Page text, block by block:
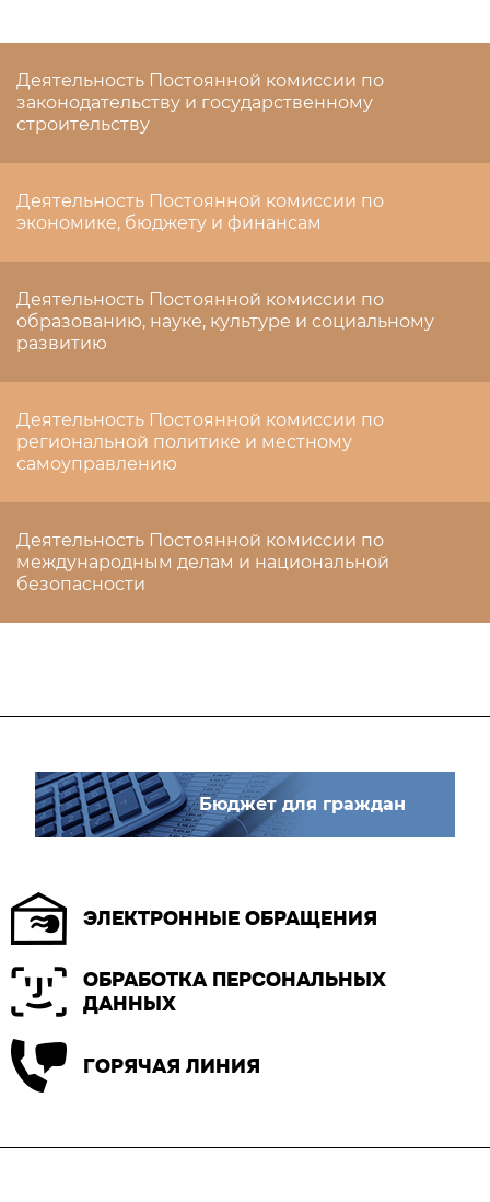
Деятельность Постоянной комиссии по
законодательству и государственному
строительству
Деятельность Постоянной комиссии по
экономике, бюджету и финансам
Деятельность Постоянной комиссии по
образованию, науке, культуре и социальному
развитию
Деятельность Постоянной комиссии по
региональной политике и местному
самоуправлению
Деятельность Постоянной комиссии по
международным делам и национальной
безопасности
Бюджет для граждан
ЭЛЕКТРОННЫЕ ОБРАЩЕНИЯ
ОБРАБОТКА ПЕРСОНАЛЬНЫХ
ДАННЫХ
ГОРЯЧАЯ ЛИНИЯ